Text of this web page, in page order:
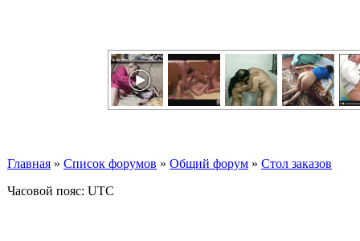
Главная » Список форумов » Общий форум » Стол заказов
Часовой пояс: UTC